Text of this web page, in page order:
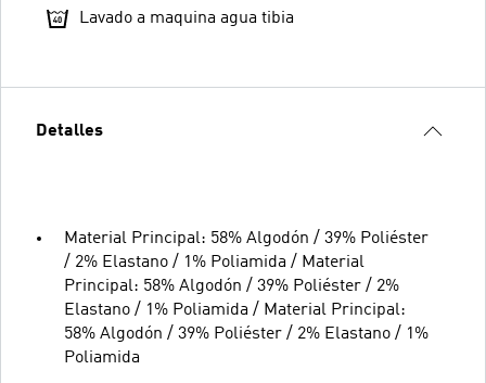
Lavado a maquina agua tibia
Detalles
Material Principal: 58% Algodón / 39% Poliéster
/ 2% Elastano / 1% Poliamida / Material
Principal: 58% Algodón / 39% Poliéster / 2%
Elastano / 1% Poliamida / Material Principal:
58% Algodón / 39% Poliéster / 2% Elastano / 1%
Poliamida